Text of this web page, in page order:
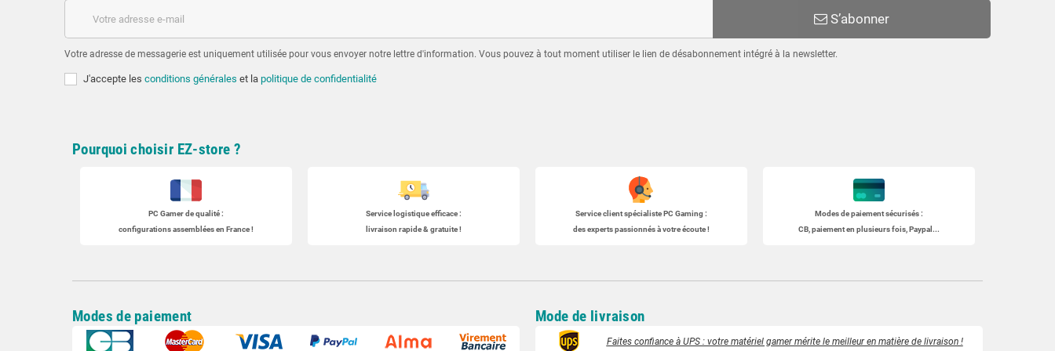
S’abonner
Votre adresse de messagerie est uniquement utilisée pour vous envoyer notre lettre d'information. Vous pouvez à tout moment utiliser le lien de désabonnement intégré à la newsletter.
J'accepte les conditions générales et la politique de confidentialité
Pourquoi choisir EZ-store ?
PC Gamerde qualité :
configurations assemblées en France !
Service logistique efficace :
livraison rapide & gratuite !
Service client spécialistePC Gaming:
des experts passionnés à votre écoute !
Modes de paiement sécurisés :
CB, paiement en plusieurs fois, Paypal...
Modes de paiement Mode de livraison
Faites confiance à UPS : votre matériel gamer mérite le meilleur en matière de livraison !